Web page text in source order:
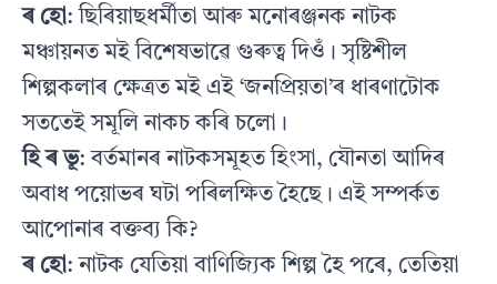
ৰ হো: ছিৰিয়াছধৰ্মীতা আৰু মনোৰঞ্জনক নাটক
মঞ্চায়নত মই বিশেষভাৱে গুৰুত্ব দিওঁ। সৃষ্টিশীল
শিল্পকলাৰ ক্ষেত্ৰত মই এই ‘জনপ্ৰিয়তা’ৰ ধাৰণাটোক
সততেই সমূলি নাকচ কৰি চলো।
হি ৰ ভূ: বৰ্তমানৰ নাটকসমূহত হিংসা, যৌনতা আদিৰ
অবাধ পয়োভৰ ঘটা পৰিলক্ষিত হৈছে। এই সম্পৰ্কত
আপোনাৰ বক্তব্য কি?
ৰ হো: নাটক যেতিয়া বাণিজ্যিক শিল্প হৈ পৰে, তেতিয়া